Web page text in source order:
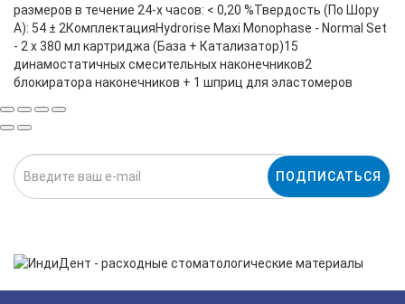
размеров в течение 24-х часов: < 0,20 %Твердость (По Шору
А): 54 ± 2КомплектацияHydrorise Maxi Monophase - Normal Set
- 2 x 380 мл картриджа (База + Катализатор)15
динамостатичных смесительных наконечников2
блокиратора наконечников + 1 шприц для эластомеров
ПОДПИСАТЬСЯ